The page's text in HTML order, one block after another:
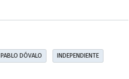
PABLO DÓVALO INDEPENDIENTE